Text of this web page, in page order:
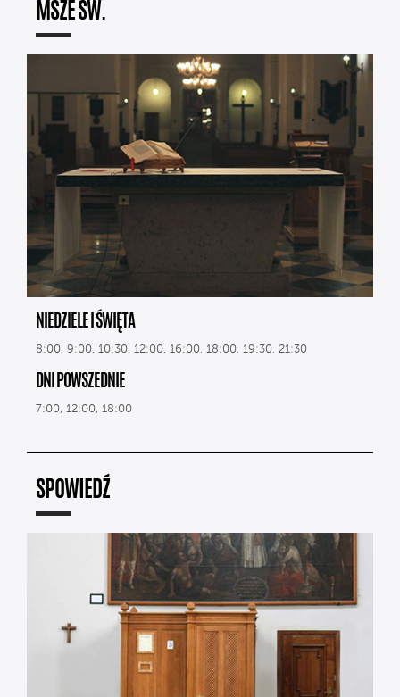
MSZE ŚW.
NIEDZIELE I ŚWIĘTA
8:00, 9:00, 10:30, 12:00, 16:00, 18:00, 19:30, 21:30
DNI POWSZEDNIE
7:00, 12:00, 18:00
SPOWIEDŹ